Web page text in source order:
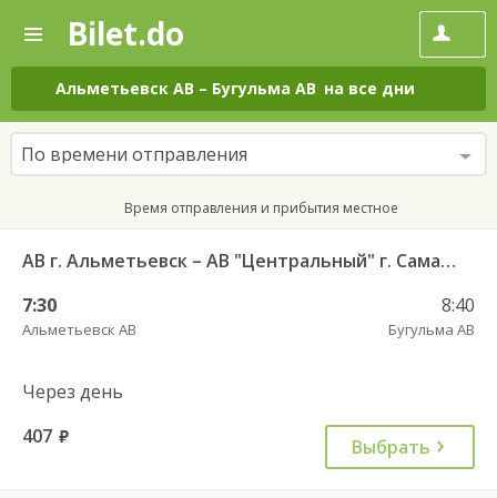
—
Поиск
и
покупка
билетов
на
автобус
онлайн
Bilet.do
Альметьевск АВ – Бугульма АВ на все дни
По времени отправления
Время отправления и прибытия местное
АВ г. Альметьевск – АВ "Центральный" г. Самара
7:30
Альметьевск АВ
8:40
Бугульма АВ
Через день
407 руб. Выбрать